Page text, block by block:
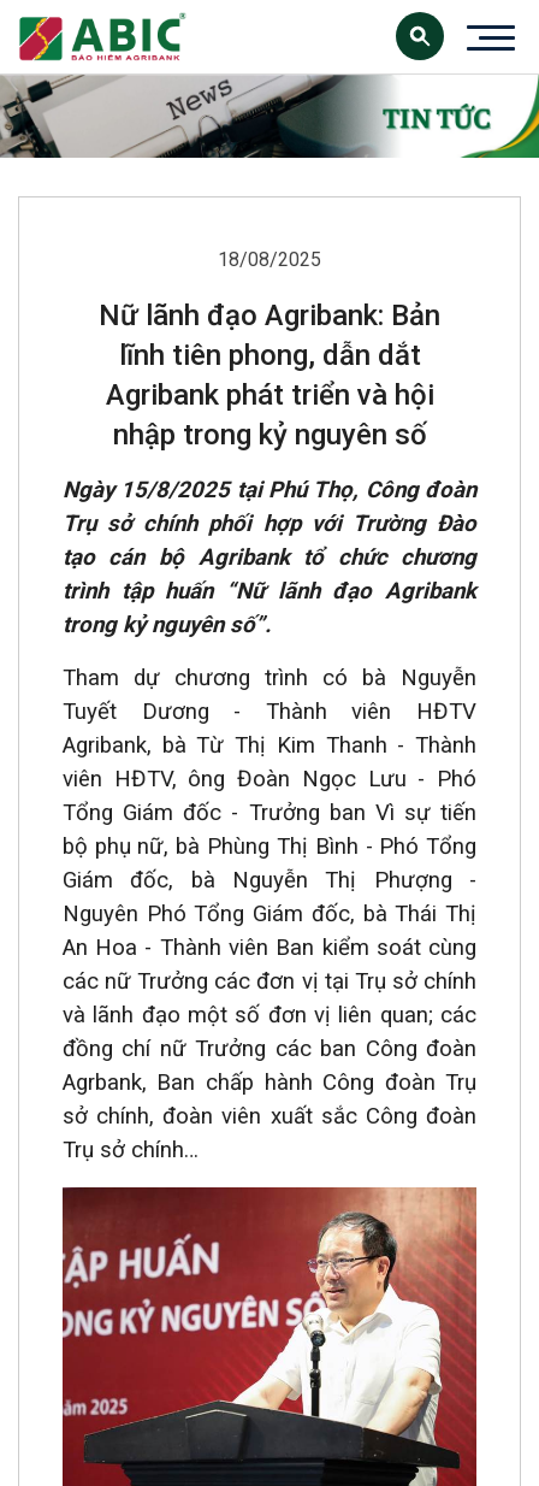
18/08/2025
Nữ lãnh đạo Agribank: Bản
lĩnh tiên phong, dẫn dắt
Agribank phát triển và hội
nhập trong kỷ nguyên số
Ngày 15/8/2025 tại Phú Thọ, Công đoàn
Trụ sở chính phối hợp với Trường Đào
tạo cán bộ Agribank tổ chức chương
trình tập huấn “Nữ lãnh đạo Agribank
trong kỷ nguyên số”.
Tham dự chương trình có bà Nguyễn
Tuyết Dương - Thành viên HĐTV
Agribank, bà Từ Thị Kim Thanh - Thành
viên HĐTV, ông Đoàn Ngọc Lưu - Phó
Tổng Giám đốc - Trưởng ban Vì sự tiến
bộ phụ nữ, bà Phùng Thị Bình - Phó Tổng
Giám đốc, bà Nguyễn Thị Phượng -
Nguyên Phó Tổng Giám đốc, bà Thái Thị
An Hoa - Thành viên Ban kiểm soát cùng
các nữ Trưởng các đơn vị tại Trụ sở chính
và lãnh đạo một số đơn vị liên quan; các
đồng chí nữ Trưởng các ban Công đoàn
Agrbank, Ban chấp hành Công đoàn Trụ
sở chính, đoàn viên xuất sắc Công đoàn
Trụ sở chính…